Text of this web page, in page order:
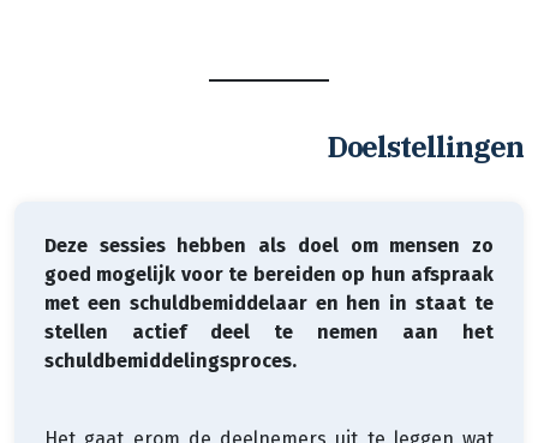
Doelstellingen
Deze sessies hebben als doel om mensen zo
goed mogelijk voor te bereiden op hun afspraak
met een schuldbemiddelaar en hen in staat te
stellen actief deel te nemen aan het
schuldbemiddelingsproces.